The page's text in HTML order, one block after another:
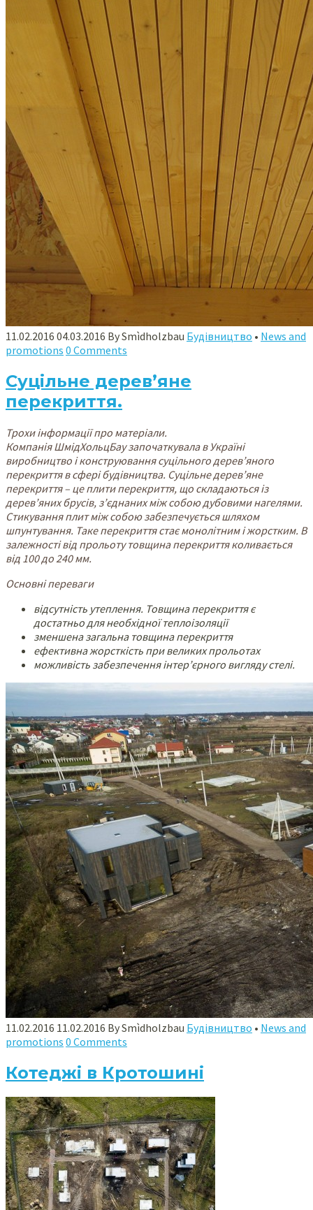
11.02.2016 04.03.2016 BySmìdholzbau Будівництво • News and
promotions 0 Comments
Суцільне дерев’яне
перекриття.
Трохи інформації про матеріали.
Компанія ШмідХольцБау започаткувала в Україні
виробництво і конструювання суцільного дерев’яного
перекриття в сфері будівництва. Суцільне дерев’яне
перекриття – це плити перекриття, що складаються із
дерев’яних брусів, з’єднаних між собою дубовими нагелями.
Стикування плит між собою забезпечується шляхом
шпунтування. Таке перекриття стає монолітним і жорстким. В
залежності від прольоту товщина перекриття коливається
від 100 до 240 мм.
Основні переваги
відсутність утеплення. Товщина перекриття є
достатньо для необхідної теплоізоляції
зменшена загальна товщина перекриття
ефективна жорсткість при великих прольотах
можливість забезпечення інтер’єрного вигляду стелі.
11.02.2016 11.02.2016 BySmìdholzbau Будівництво • News and
promotions 0 Comments
Котеджі в Кротошині